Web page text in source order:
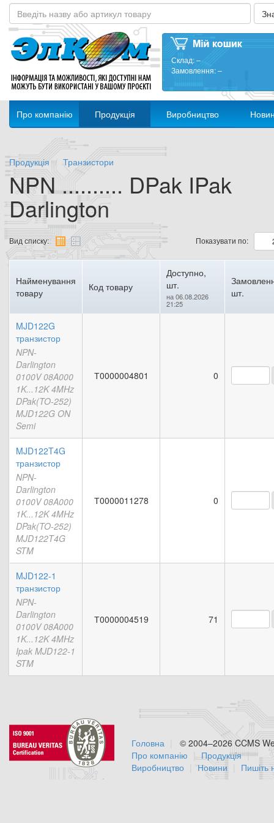
Склад:–
Замовлення:–
Про компанію Продукція Виробництво
Продукція Транзистори
NPN .......... DPak IPak
Darlington
Вид списку: Показувати по:
Найменування
товару
Код товару
Доступно,
шт.
на 06.08.2026
21:25
шт.
MJD122G
транзистор
NPN-
Darlington
0100V 08A000
1K...12K 4MHz
DPak(TO-252)
MJD122G ON
Semi
Т0000004801 0
MJD122T4G
транзистор
NPN-
Darlington
0100V 08A000
1K...12K 4MHz
DPak(TO-252)
MJD122T4G
STM
Т0000011278 0
MJD122-1
транзистор
NPN-
Darlington
0100V 08A000
1K...12K 4MHz
Ipak MJD122-1
STM
Т0000004519 71
© 2004–2026 CCMS
Головна
Про компанію
Продукція
Виробництво
Новини Пишіть